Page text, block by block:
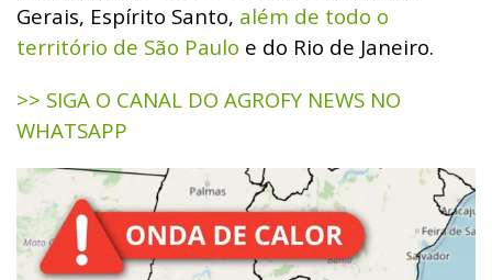
Gerais, Espírito Santo, além de todo o
território de São Paulo e do Rio de Janeiro.
>> SIGA O CANAL DO AGROFY NEWS NO
WHATSAPP